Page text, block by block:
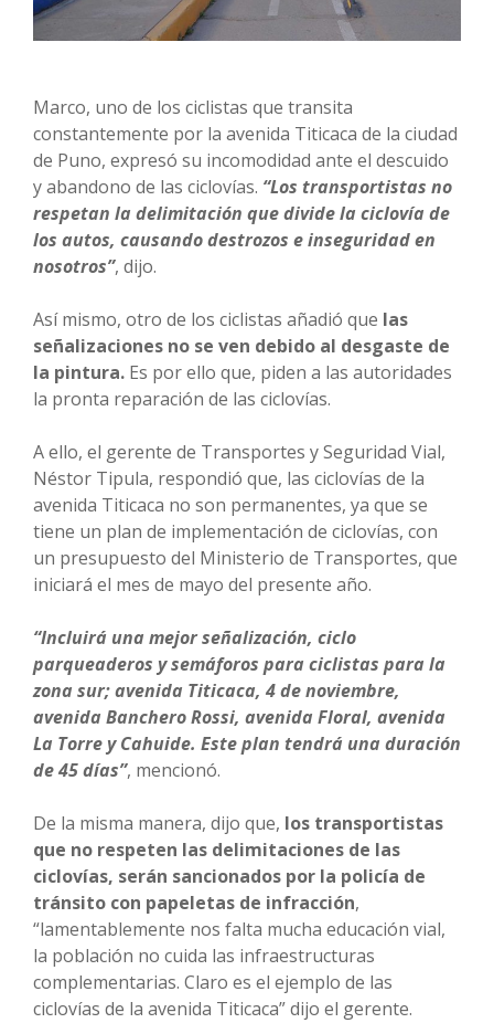
Marco, uno de los ciclistas que transita
constantemente por la avenida Titicaca de la ciudad
de Puno, expresó su incomodidad ante el descuido
y abandono de las ciclovías. “Los transportistas no
respetan la delimitación que divide la ciclovía de
los autos, causando destrozos e inseguridad en
nosotros”, dijo.
Así mismo, otro de los ciclistas añadió que las
señalizaciones no se ven debido al desgaste de
la pintura. Es por ello que, piden a las autoridades
la pronta reparación de las ciclovías.
A ello, el gerente de Transportes y Seguridad Vial,
Néstor Tipula, respondió que, las ciclovías de la
avenida Titicaca no son permanentes, ya que se
tiene un plan de implementación de ciclovías, con
un presupuesto del Ministerio de Transportes, que
iniciará el mes de mayo del presente año.
“Incluirá una mejor señalización, ciclo
parqueaderos y semáforos para ciclistas para la
zona sur; avenida Titicaca, 4 de noviembre,
avenida Banchero Rossi, avenida Floral, avenida
La Torre y Cahuide. Este plan tendrá una duración
de 45 días”, mencionó.
De la misma manera, dijo que, los transportistas
que no respeten las delimitaciones de las
ciclovías, serán sancionados por la policía de
tránsito con papeletas de infracción,
“lamentablemente nos falta mucha educación vial,
la población no cuida las infraestructuras
complementarias. Claro es el ejemplo de las
ciclovías de la avenida Titicaca” dijo el gerente.